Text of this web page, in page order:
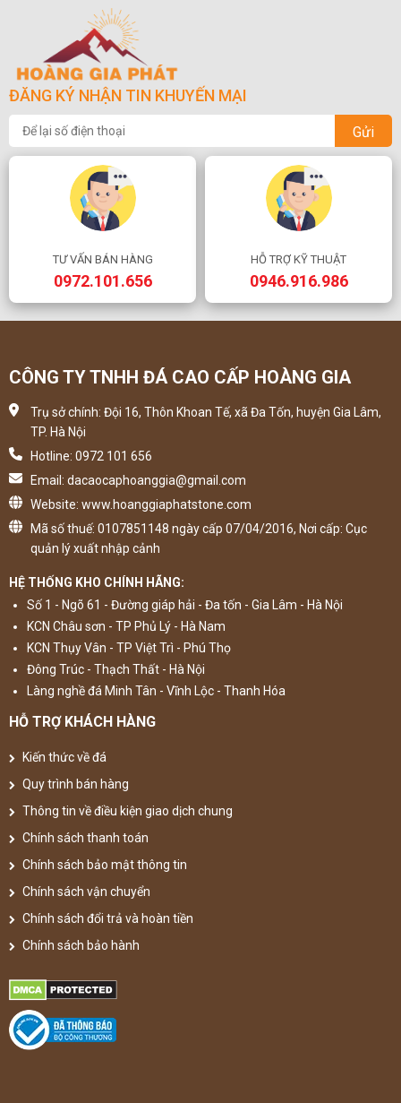
ĐĂNG KÝ NHẬN TIN KHUYẾN MẠI
Gửi
TƯ VẤN BÁN HÀNG
0972.101.656
HỖ TRỢ KỸ THUẬT
0946.916.986
CÔNG TY TNHH ĐÁ CAO CẤP HOÀNG GIA
Trụ sở chính: Đội 16, Thôn Khoan Tế, xã Đa Tốn, huyện Gia Lâm,
TP. Hà Nội
Hotline: 0972 101 656
Email: dacaocaphoanggia@gmail.com
Website: www.hoanggiaphatstone.com
Mã số thuế: 0107851148 ngày cấp 07/04/2016, Nơi cấp: Cục
quản lý xuất nhập cảnh
HỆ THỐNG KHO CHÍNH HÃNG:
Số 1 - Ngõ 61 - Đường giáp hải - Đa tốn - Gia Lâm - Hà Nội
KCN Châu sơn - TP Phủ Lý - Hà Nam
KCN Thụy Vân - TP Việt Trì - Phú Thọ
Đông Trúc - Thạch Thất - Hà Nội
Làng nghề đá Minh Tân - Vĩnh Lộc - Thanh Hóa
HỖ TRỢ KHÁCH HÀNG
Kiến thức về đá
Quy trình bán hàng
Thông tin về điều kiện giao dịch chung
Chính sách thanh toán
Chính sách bảo mật thông tin
Chính sách vận chuyển
Chính sách đổi trả và hoàn tiền
Chính sách bảo hành